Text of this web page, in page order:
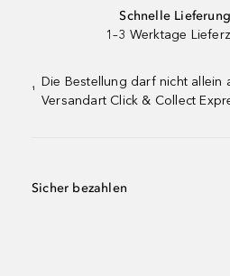
Schnelle Lieferung
1–3 Werktage
¹
Die Bestellung darf nicht allein
Versandart Click & Collect
Sicher bezahlen